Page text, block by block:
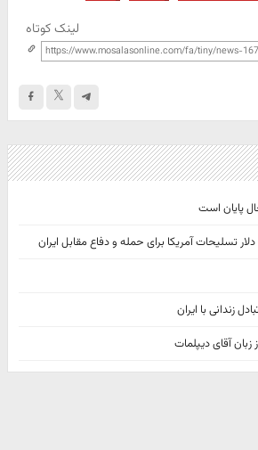
لینک کوتاه
پایان است
زندانی با ایران
آقای دیپلمات